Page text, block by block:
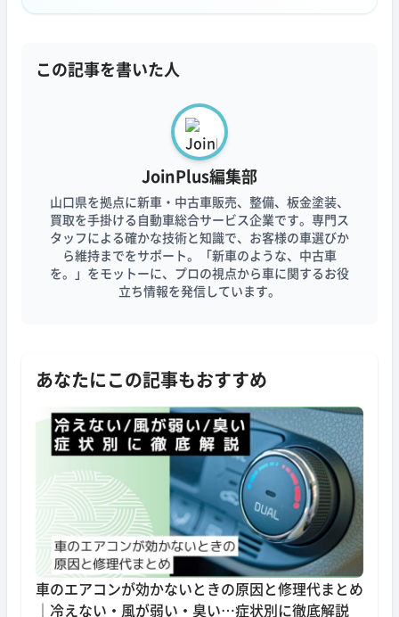
この記事を書いた人
JoinPlus編集部
山口県を拠点に新車・中古車販売、整備、板金塗装、
買取を手掛ける自動車総合サービス企業です。専門ス
タッフによる確かな技術と知識で、お客様の車選びか
ら維持までをサポート。「新車のような、中古車
を。」をモットーに、プロの視点から車に関するお役
立ち情報を発信しています。
あなたにこの記事もおすすめ
車のエアコンが効かないときの原因と修理代まとめ
｜冷えない・風が弱い・臭い…症状別に徹底解説